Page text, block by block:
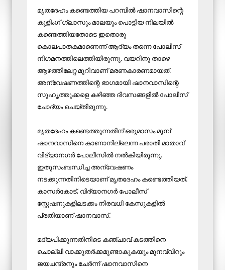
മൃതദേഹം കണ്ടെത്തിയ പറമ്പില്‍ ഷാനവാസിന്റെ
കൂളിംഗ് ഗ്ലാസും മാലയും പൊട്ടിയ നിലയില്‍
കണ്ടെത്തിയതോടെ ഇതൊരു
കൊലപാതകമാണെന്ന് ആദ്യം തന്നെ പോലീസ്
നിഗമനത്തിലെത്തിയിരുന്നു. വയറിനു താഴെ
ആഴത്തിലേറ്റ മുറിവാണ് മരണകാരണമായത്.
അന്വേഷണത്തിന്റെ ഭാഗമായി ഷാനവാസിന്റെ
സുഹൃത്തുക്കളെ കഴിഞ്ഞ ദിവസങ്ങളില്‍ പോലീസ്
ചോദ്യം ചെയ്തിരുന്നു.
മൃതദേഹം കണ്ടെത്തുന്നതിന് ഒരുമാസം മുമ്പ്
ഷാനവാസിനെ കാണാനില്ലെന്ന പരാതി മാതാവ്
വിദ്യാനഗര്‍ പോലീസില്‍ നല്‍കിയിരുന്നു.
ഇതുസംബന്ധിച്ച അന്വേഷണം
നടക്കുന്നതിനിടെയാണ് മൃതദേഹം കണ്ടെത്തിയത്.
കാസര്‍കോട്, വിദ്യാനഗര്‍ പോലീസ്
സ്റ്റേഷനുകളിലടക്കം നിരവധി കേസുകളില്‍
പ്രതിയാണ് ഷാനവാസ്.
മദ്യപിക്കുന്നതിനിടെ കഞ്ചാവ് കടത്തിനെ
ചൊല്ലി വാക്കുതര്‍ക്കമുണ്ടാകുകയും മുനവ്വിറും
ജയചന്ദ്രനും ചേര്‍ന്ന് ഷാനവാസിനെ